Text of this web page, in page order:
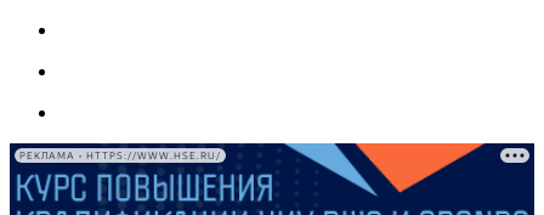
РЕКЛАМА • HTTPS://WWW.HSE.RU/